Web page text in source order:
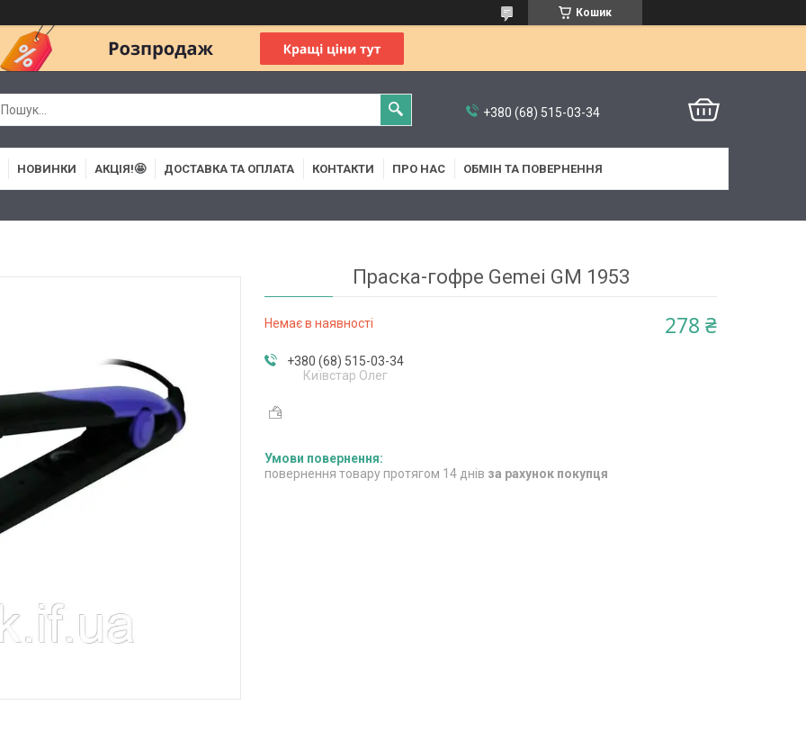
Кошик
+380 (68) 515-03-34
НОВИНКИ АКЦІЯ!🤩 ДОСТАВКА ТА ОПЛАТА КОНТАКТИ ПРО НАС ОБМІН ТА ПОВЕРНЕННЯ
Праска-гофре Gemei GM 1953
Немає в наявності 278 ₴
+380 (68) 515-03-34
Київстар Олег
повернення товару протягом 14 днів за рахунок покупця